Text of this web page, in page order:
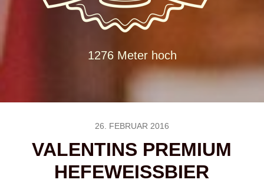
1276 Meter hoch
26. FEBRUAR 2016
VALENTINS PREMIUM
HEFEWEISSBIER